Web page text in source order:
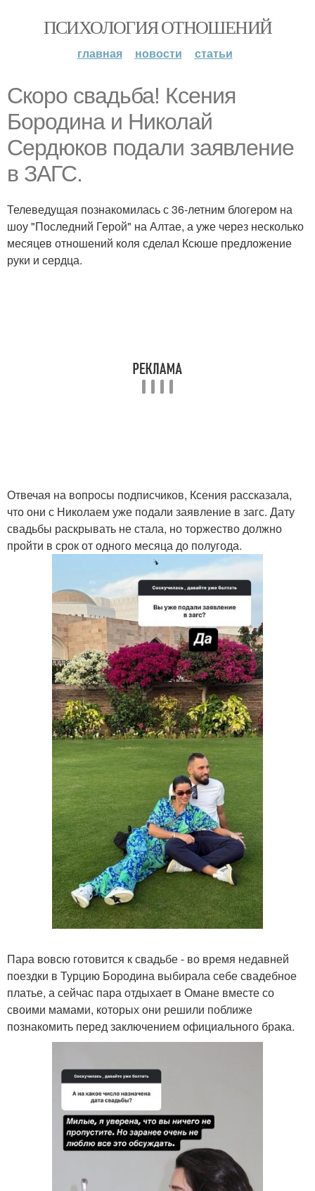
ПСИХОЛОГИЯ ОТНОШЕНИЙ
главная новости статьи
Скоро свадьба! Ксения
Бородина и Николай
Сердюков подали заявление
в ЗАГС.
Телеведущая познакомилась с 36-летним блогером на
шоу "Последний Герой" на Алтае, а уже через несколько
месяцев отношений коля сделал Ксюше предложение
руки и сердца.
Отвечая на вопросы подписчиков, Ксения рассказала,
что они с Николаем уже подали заявление в загс. Дату
свадьбы раскрывать не стала, но торжество должно
пройти в срок от одного месяца до полугода.
Пара вовсю готовится к свадьбе - во время недавней
поездки в Турцию Бородина выбирала себе свадебное
платье, а сейчас пара отдыхает в Омане вместе со
своими мамами, которых они решили поближе
познакомить перед заключением официального брака.